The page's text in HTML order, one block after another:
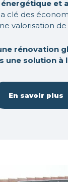
et
clé des
valorisation
rénovation
une solution à
En savoir plus